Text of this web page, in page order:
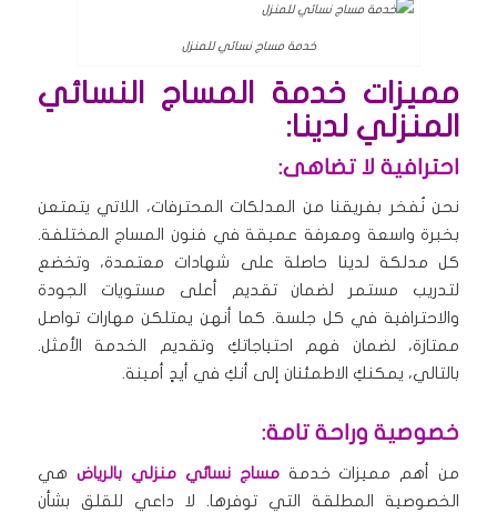
خدمة مساج نسائي للمنزل
مميزات خدمة المساج النسائي
المنزلي لدينا:
احترافية لا تضاهى:
نحن نُفخر بفريقنا من المدلكات المحترفات، اللاتي يتمتعن
بخبرة واسعة ومعرفة عميقة في فنون المساج المختلفة.
كل مدلكة لدينا حاصلة على شهادات معتمدة، وتخضع
لتدريب مستمر لضمان تقديم أعلى مستويات الجودة
والاحترافية في كل جلسة. كما أنهن يمتلكن مهارات تواصل
ممتازة، لضمان فهم احتياجاتكِ وتقديم الخدمة الأمثل.
بالتالي، يمكنكِ الاطمئنان إلى أنكِ في أيدٍ أمينة.
خصوصية وراحة تامة:
من أهم مميزات خدمةمساج نسائي منزلي بالرياض هي
الخصوصية المطلقة التي توفرها. لا داعي للقلق بشأن